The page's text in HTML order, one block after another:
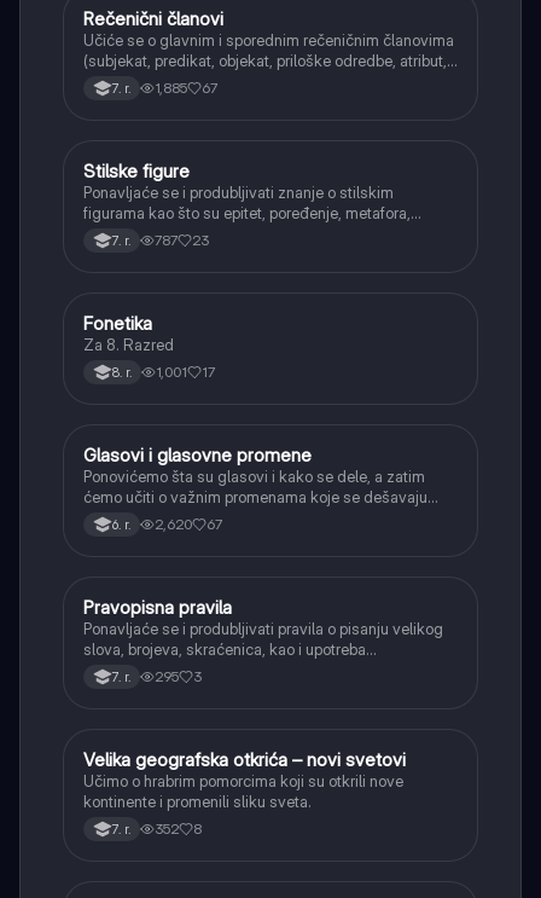
Srpski jezik
Rečenični članovi
Učiće se o glavnim i sporednim rečeničnim članovima
(subjekat, predikat, objekat, priloške odredbe, atribut,
apozicija) i njihovoj funkciji.
7. r. 1,885 67
Srpski jezik
Stilske figure
Ponavljaće se i produbljivati znanje o stilskim
figurama kao što su epitet, poređenje, metafora,
personifikacija, hiperbola, onomatopeja, aliteracija i
asonanca, razumevajući njihovu ulogu u tekstu.
7. r. 787 23
Srpski jezik
Fonetika
Za 8. Razred
8. r. 1,001 17
Srpski jezik
Glasovi i glasovne promene
Ponovićemo šta su glasovi i kako se dele, a zatim
ćemo učiti o važnim promenama koje se dešavaju
kada se glasovi nađu jedan pored drugog u rečima
(npr. jednačenje suglasnika po zvučnosti i mestu
6. r. 2,620 67
Srpski jezik
Pravopisna pravila
Ponavljaće se i produbljivati pravila o pisanju velikog
slova, brojeva, skraćenica, kao i upotreba
interpunkcije, sa posebnim fokusom na zarez u
složenoj rečenici.
7. r. 295 3
Istorija
Velika geografska otkrića – novi svetovi
Učimo o hrabrim pomorcima koji su otkrili nove
kontinente i promenili sliku sveta.
7. r. 352 8